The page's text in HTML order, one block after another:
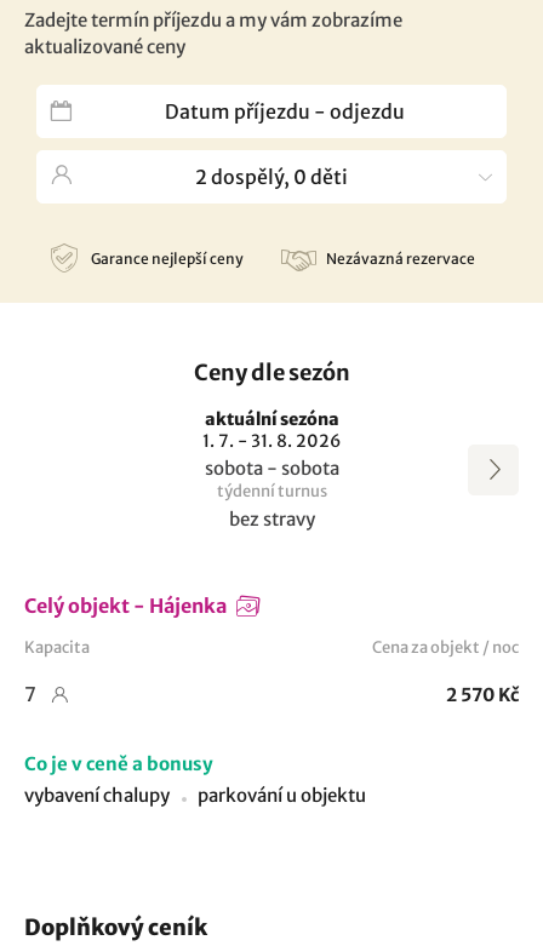
Zadejte termín příjezdu a my vám zobrazíme
aktualizované ceny
Garance nejlepší ceny Nezávazná rezervace
Ceny dle sezón
aktuální sezóna
1. 7. - 31. 8. 2026
sobota - sobota
týdenní turnus
bez stravy
Celý objekt - Hájenka
Kapacita Cena za objekt / noc
7 2 570 Kč
Co je v ceně a bonusy
vybavení chalupy
parkování u objektu
Doplňkový ceník